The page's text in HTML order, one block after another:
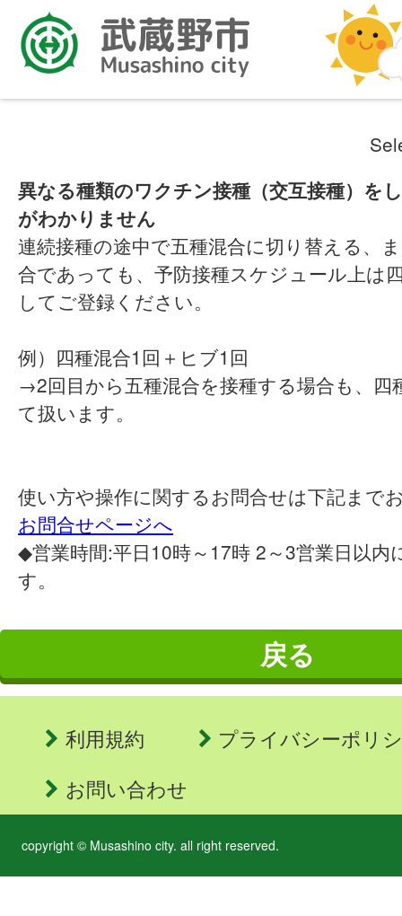
異なる種類のワクチン接種（交互接種）を
がわかりません
連続接種の途中で五種混合に切り替える、
合であっても、予防接種スケジュール上は
してご登録ください。
例）四種混合1回＋ヒブ1回
→2回目から五種混合を接種する場合も、四
て扱います。
使い方や操作に関するお問合せは下記まで
お問合せページへ
◆営業時間:平日10時～17時 2～3営業日以内
す。
戻る
利用規約
プライバシーポリ
お問い合わせ
copyright © Musashino city. all right reserved.